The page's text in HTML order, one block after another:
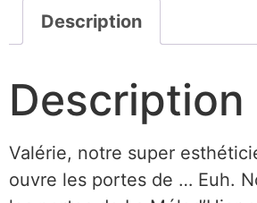
Description
Description
Valérie, notre super
ouvre les portes de … Euh.